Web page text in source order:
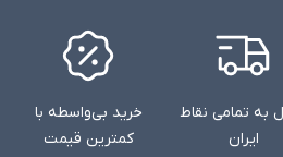
به تمامی نقاط
ایران
خرید بی‌واسطه با
کمترین قیمت